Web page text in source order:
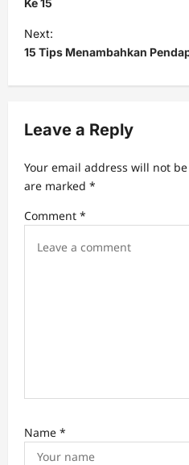
s
t
n
a
i
a
i
Next:
15 Tips Menambahkan
Leave a Reply
Your email address will not
are marked *
Comment *
Name *